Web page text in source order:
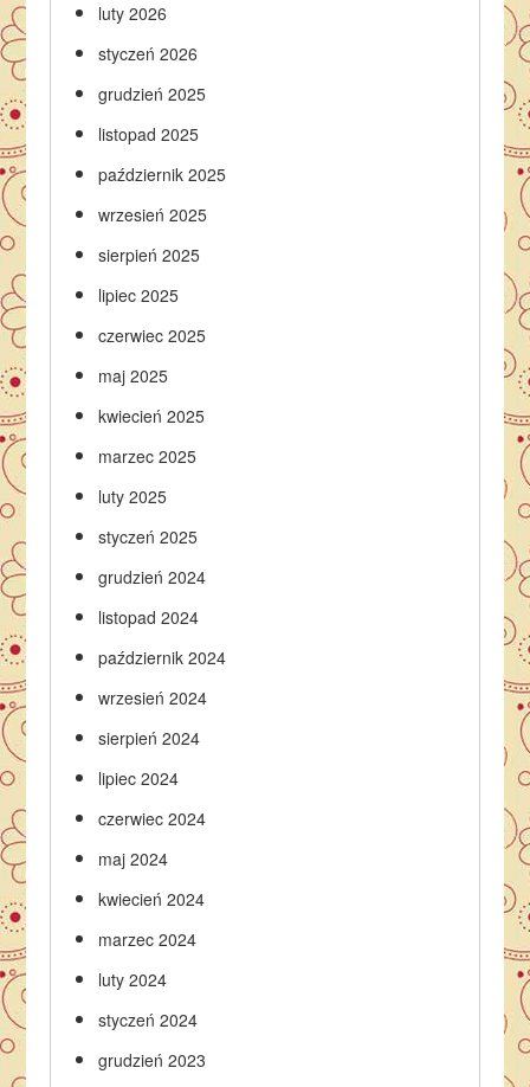
luty 2026
styczeń 2026
grudzień 2025
listopad 2025
październik 2025
wrzesień 2025
sierpień 2025
lipiec 2025
czerwiec 2025
maj 2025
kwiecień 2025
marzec 2025
luty 2025
styczeń 2025
grudzień 2024
listopad 2024
październik 2024
wrzesień 2024
sierpień 2024
lipiec 2024
czerwiec 2024
maj 2024
kwiecień 2024
marzec 2024
luty 2024
styczeń 2024
grudzień 2023